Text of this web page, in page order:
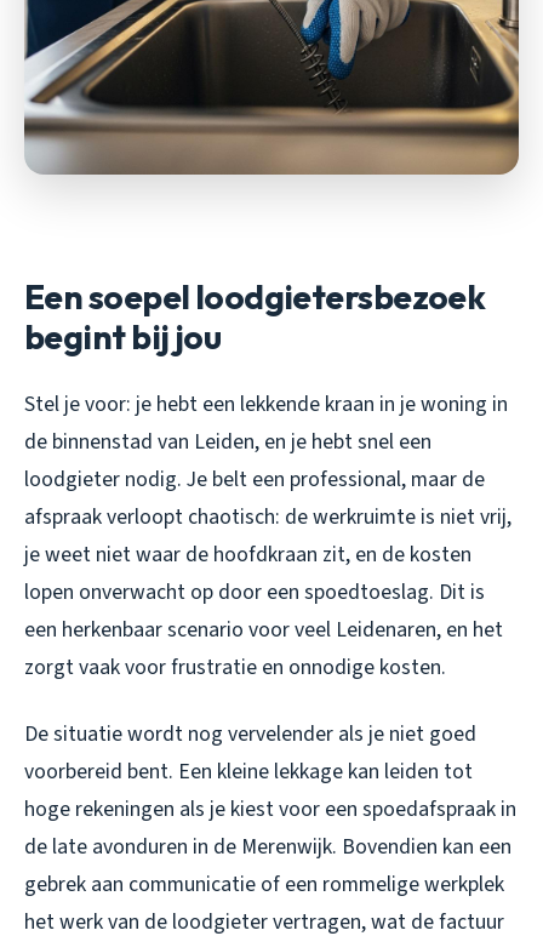
Een soepel loodgietersbezoek
begint bij jou
Stel je voor: je hebt een lekkende kraan in je woning in
de binnenstad van Leiden, en je hebt snel een
loodgieter nodig. Je belt een professional, maar de
afspraak verloopt chaotisch: de werkruimte is niet vrij,
je weet niet waar de hoofdkraan zit, en de kosten
lopen onverwacht op door een spoedtoeslag. Dit is
een herkenbaar scenario voor veel Leidenaren, en het
zorgt vaak voor frustratie en onnodige kosten.
De situatie wordt nog vervelender als je niet goed
voorbereid bent. Een kleine lekkage kan leiden tot
hoge rekeningen als je kiest voor een spoedafspraak in
de late avonduren in de Merenwijk. Bovendien kan een
gebrek aan communicatie of een rommelige werkplek
het werk van de loodgieter vertragen, wat de factuur